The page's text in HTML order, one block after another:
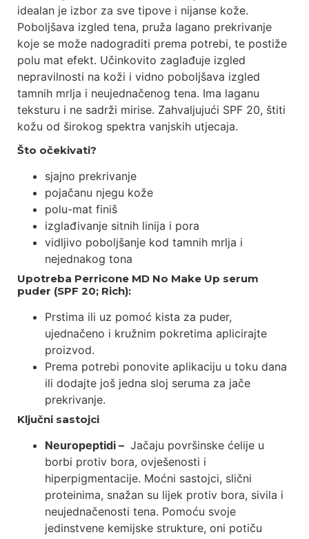
idealan je izbor za sve tipove i nijanse kože.
Poboljšava izgled tena, pruža lagano prekrivanje
koje se može nadograditi prema potrebi, te postiže
polu mat efekt. Učinkovito zaglađuje izgled
nepravilnosti na koži i vidno poboljšava izgled
tamnih mrlja i neujednačenog tena. Ima laganu
teksturu i ne sadrži mirise. Zahvaljujući SPF 20, štiti
kožu od širokog spektra vanjskih utjecaja.
Što očekivati?
sjajno prekrivanje
pojačanu njegu kože
polu-mat finiš
izglađivanje sitnih linija i pora
vidljivo poboljšanje kod tamnih mrlja i
nejednakog tona
Upotreba Perricone MD No Make Up serum
puder (SPF 20; Rich):
Prstima ili uz pomoć kista za puder,
ujednačeno i kružnim pokretima aplicirajte
proizvod.
Prema potrebi ponovite aplikaciju u toku dana
ili dodajte još jedna sloj seruma za jače
prekrivanje.
Ključni sastojci
Neuropeptidi – Jačaju površinske ćelije u
borbi protiv bora, ovješenosti i
hiperpigmentacije. Moćni sastojci, slični
proteinima, snažan su lijek protiv bora, sivila i
neujednačenosti tena. Pomoću svoje
jedinstvene kemijske strukture, oni potiču